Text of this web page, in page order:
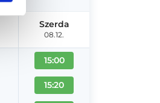
Szerda
08.12.
15:00
15:20